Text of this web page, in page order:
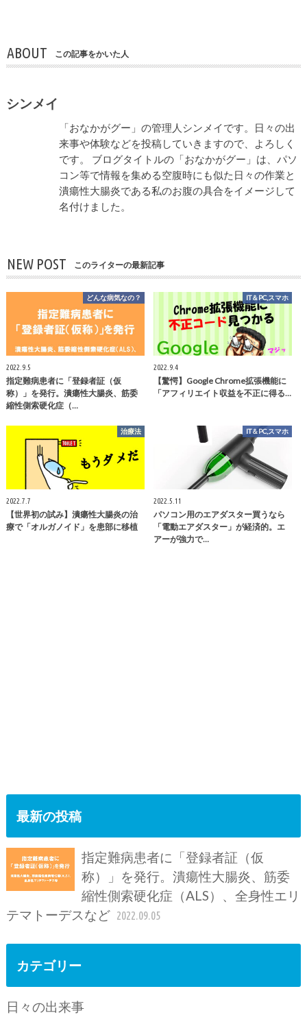
ABOUT この記事をかいた人
シンメイ
「おなかがグー」の管理人シンメイです。日々の出
来事や体験などを投稿していきますので、よろしく
です。 ブログタイトルの「おなかがグー」は、パソ
コン等で情報を集める空腹時にも似た日々の作業と
潰瘍性大腸炎である私のお腹の具合をイメージして
名付けました。
NEW POST このライターの最新記事
どんな病気なの？
2022.9.5
指定難病患者に「登録者証（仮
称）」を発行。潰瘍性大腸炎、筋委
縮性側索硬化症（…
IT＆PC,スマホ
2022.9.4
【驚愕】Google Chrome拡張機能に
「アフィリエイト収益を不正に得る…
治療法
2022.7.7
【世界初の試み】潰瘍性大腸炎の治
療で「オルガノイド」を患部に移植
IT＆PC,スマホ
2022.5.11
パソコン用のエアダスター買うなら
「電動エアダスター」が経済的。エ
アーが強力で…
最新の投稿
指定難病患者に「登録者証（仮
称）」を発行。潰瘍性大腸炎、筋委
縮性側索硬化症（ALS）、全身性エリ
テマトーデスなど 2022.09.05
カテゴリー
日々の出来事